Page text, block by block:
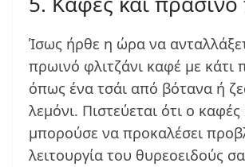
Ίσως ήρθε η ώρα να
πρωινό φλιτζάνι καφέ με κάτι
όπως ένα τσάι από βότανα ή
λεμόνι. Πιστεύεται ότι ο
μπορούσε να προκαλέσει
λειτουργία του θυρεοειδούς